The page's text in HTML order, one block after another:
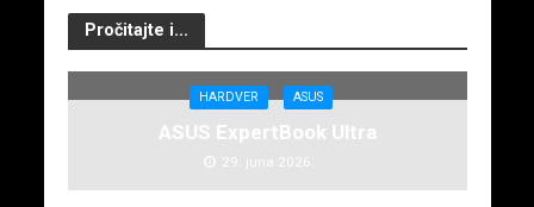
Pročitajte i...
HARDVER ASUS
ASUS ExpertBook Ultra
29. juna 2026.